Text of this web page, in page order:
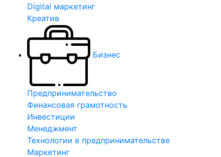
Digital маркетинг
Креатив
Бизнес
Предпринимательство
Финансовая грамотность
Инвестиции
Менеджмент
Технологии в предпринимательстве
Маркетинг